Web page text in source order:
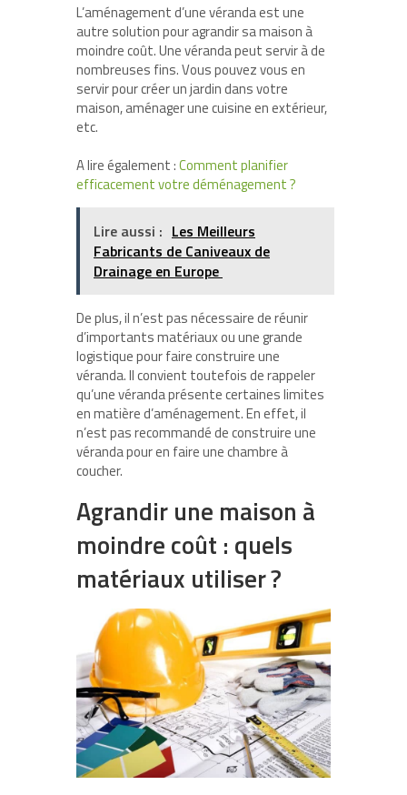
L’aménagement d’une véranda est une
autre solution pour agrandir sa maison à
moindre coût. Une véranda peut servir à de
nombreuses fins. Vous pouvez vous en
servir pour créer un jardin dans votre
maison, aménager une cuisine en extérieur,
etc.
A lire également :Comment planifier
efficacement votre déménagement ?
Lire aussi : Les Meilleurs
Fabricants de Caniveaux de
Drainage en Europe
De plus, il n’est pas nécessaire de réunir
d’importants matériaux ou une grande
logistique pour faire construire une
véranda. Il convient toutefois de rappeler
qu’une véranda présente certaines limites
en matière d’aménagement. En effet, il
n’est pas recommandé de construire une
véranda pour en faire une chambre à
coucher.
Agrandir une maison à
moindre coût : quels
matériaux utiliser ?